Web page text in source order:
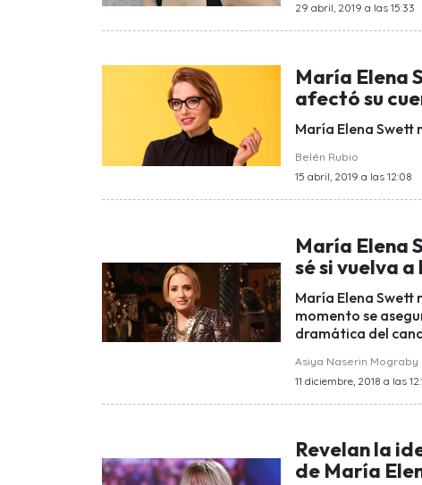
29 abril, 2019 a las 15:33
María Elena
afectó su
María Elena Swett
Belén Rubio
15 abril, 2019 a las 12:08
María Elena
sé si vuelva a
María Elena Swett
momento se
dramática del
Asiya Naserin Mograby
11 diciembre, 2018 a las
Revelan la
de María